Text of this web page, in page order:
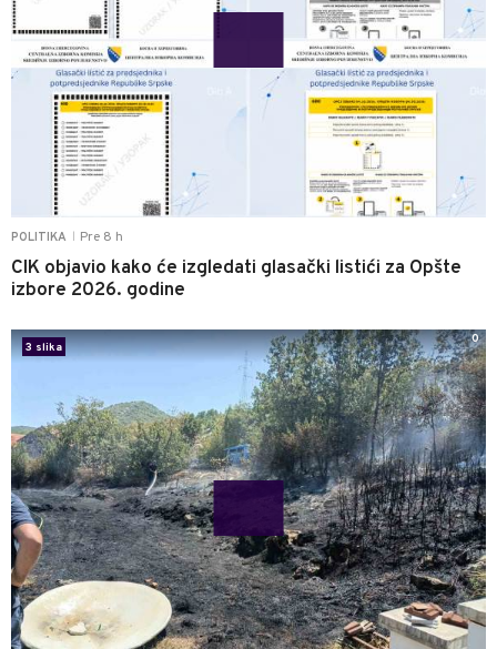
POLITIKA Pre 8 h
CIK objavio kako će izgledati glasački listići za Opšte
izbore 2026. godine
3 slika
0